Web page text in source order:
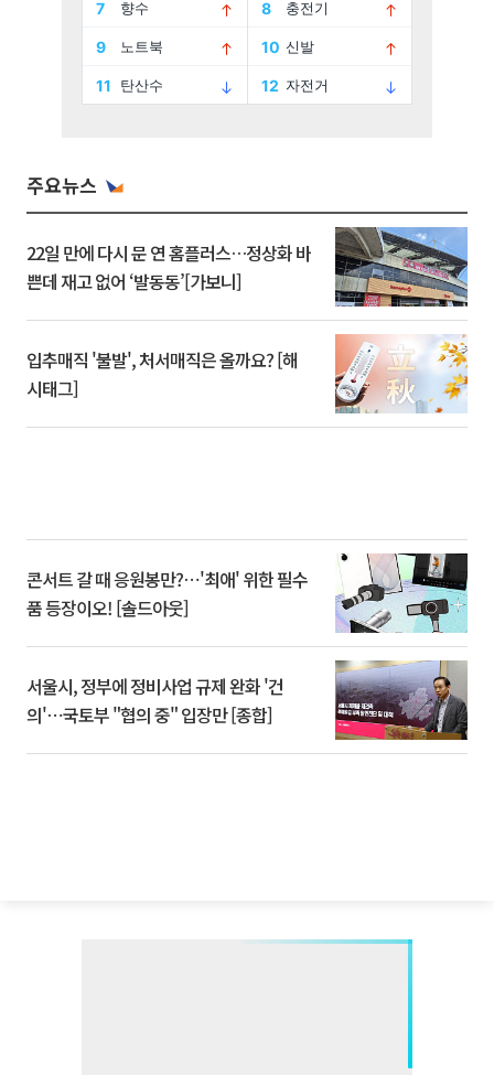
주요뉴스
22일 만에 다시 문 연 홈플러스…정상화 바
쁜데 재고 없어 ‘발동동’[가보니]
입추매직 '불발', 처서매직은 올까요? [해
시태그]
콘서트 갈 때 응원봉만?⋯'최애' 위한 필수
품 등장이오! [솔드아웃]
서울시, 정부에 정비사업 규제 완화 '건
의'⋯국토부 "협의 중" 입장만 [종합]